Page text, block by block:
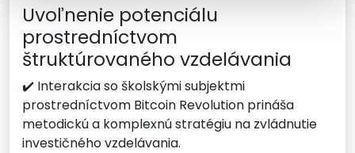
Uvoľnenie potenciálu
prostredníctvom
štruktúrovaného vzdelávania
✔️ Interakcia so školskými subjektmi
prostredníctvom Bitcoin Revolution prináša
metodickú a komplexnú stratégiu na zvládnutie
investičného vzdelávania.